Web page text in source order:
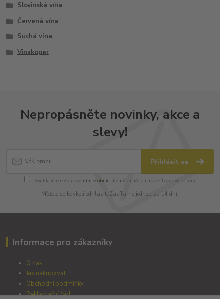
Slovinská vína
Červená vína
Suchá vína
Vinakoper
Nepropásněte novinky, akce a
slevy!
Přihlásit se
Souhlasím se zpracováním osobních údajůza účelem rozesílky newsletteru.
Můžete se kdykoli odhlásit. Zasíláme jednou za 14 dní.
Informace pro zákazníky
O nás
Jak nakupovat
Obchodní podmínky
Reklamační řád